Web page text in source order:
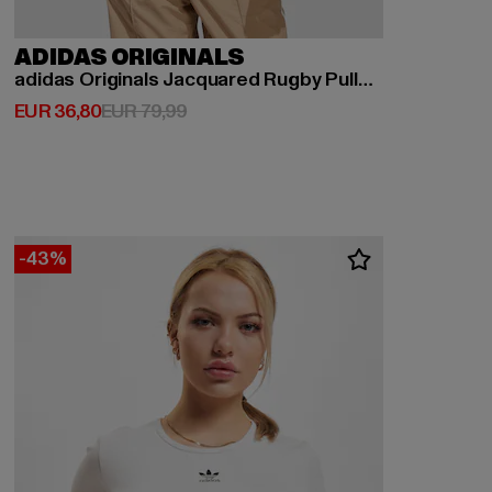
ADIDAS ORIGINALS
adidas Originals Jacquared Rugby Pullover
EUR 36,80
Derzeitiger Preis: EUR 36,80
EUR 79,99Aktionspreis: EUR 79,99
-43%